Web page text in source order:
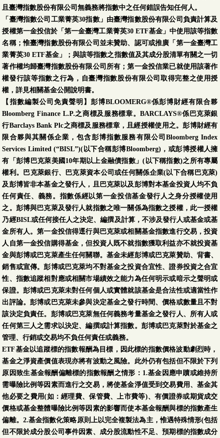
且臺灣指數股份有限公司無義務將指數中之任何錯誤告知任何人。
「臺灣指數公司工業菁英30指數」由臺灣指數股份有限公司負責計算及
授權第一金投信於「第一金臺灣工業菁英30 ETF基金」中使用該等指數
名稱；惟臺灣指數股份有限公司並未贊助、認可或推廣「第一金臺灣工
業菁英30 ETF基金」；與該等指數之指數值及其成分股清單有關之一切
著作權均歸臺灣指數股份有限公司所有；第一金投信業已就使用該著作
權發行該等指數之行為，自臺灣指數股份有限公司取得完整之使用授
權，詳見相關基金公開說明書。
【指數編製公司免責聲明】彭博BLOOMERG®係彭博財經有限合夥
Bloomberg Finance L.P.之商標及服務標章。BARCLAYS®係巴克萊銀
行Barclays Bank Plc之商標及服務標章，且經授權使用之。彭博財經有
限合夥與其關係企業，包含彭博指數服務有限公司Bloomberg Index
Services Limited (“BISL”)(以下合稱彭博Bloomberg)，或彭博授權人擁
有「彭博巴克萊美國10年期以上金融債指數」(以下稱指數)之所有專屬
權利。巴克萊銀行、巴克萊資本公司或任何關係企業(以下合稱巴克萊)
及彭博皆非本基金之發行人，且巴克萊以及彭博對本基金投資人均不負
任何責任、義務。指數係經以第一金投信基金發行人之身分授權使用
之。彭博與巴克萊及發行人就指數之唯一關係為指數之授權，此一授權
乃經BISL或任何接任人之決定、編撰及計算，不涉及發行人或基金或基
金所有人。第一金投信得逕行與巴克萊或相關基金指數進行交易，投資
人自第一金投信購得基金，但投資人既不就指數獲取利益亦不就投資基
金與彭博或巴克萊產生任何關聯。基金未經彭博或巴克萊贊助、背書、
銷售或宣傳。彭博或巴克萊均不對基金之投資合宜性、證券投資之合宜
性、指數追蹤相對應或相關市場績效之能力為任何明示或暗示之聲明或
保證。彭博或巴克萊未對任何個人或實體就該基金是合法性或適當性作
出評論。彭博或巴克萊未參與決定基金之發行時間、價格或數量且不對
該決定負責任。彭博或巴克萊無任何義務考量基金之發行人、所有人或
任何第三人之需求以決定、編撰或計算指數。彭博或巴克萊對於基金之
管理、行銷或交易均不負任何責任或義務。
ETF基金以追蹤標的指數報酬為目標，因此標的指數價格波動劇烈時，
基金之淨資產價值表現亦將有波動之風險。此外仍有包括但不限於下列
原因致生基金報酬偏離標的指數報酬之情形：1.基金因應申贖或維持所
需曝險比例等因素而進行之交易，將使基金淨值受到交易費用、基金其
他必要之費用(如：經理費、保管費、上市費等)、有價證券或期貨成交
價格或基金整體曝險比例等因素的影響而使本基金報酬與標的指數產生
偏離。2.基金指數化策略原則上以完全複製法為主，惟遇特殊情形(包括
但不限於成分股公司事件因素、成分股流動性不足、預期標的指數成分